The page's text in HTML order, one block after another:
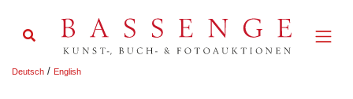
Deutsch / English